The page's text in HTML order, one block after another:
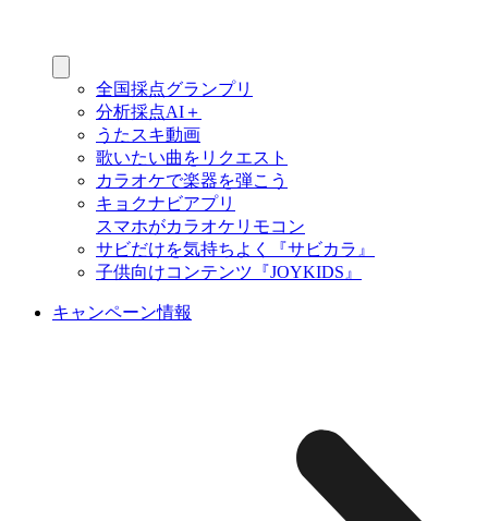
全国採点グランプリ
分析採点AI＋
うたスキ動画
歌いたい曲をリクエスト
カラオケで楽器を弾こう
キョクナビアプリ
スマホがカラオケリモコン
サビだけを気持ちよく『サビカラ』
子供向けコンテンツ『JOYKIDS』
キャンペーン情報